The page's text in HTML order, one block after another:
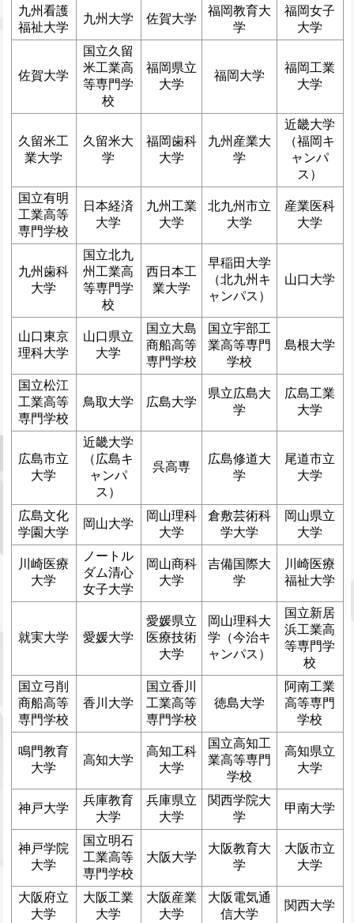
九州看護
福祉大学
九州大学 佐賀大学
福岡教育大
学
福岡女子
大学
佐賀大学
国立久留
米工業高
等専門学
校
福岡県立
大学
福岡大学
福岡工業
大学
久留米工
業大学
久留米大
学
福岡歯科
大学
九州産業大
学
近畿大学
（福岡キ
ャンパ
ス）
国立有明
工業高等
専門学校
日本経済
大学
九州工業
大学
北九州市立
大学
産業医科
大学
九州歯科
大学
国立北九
州工業高
等専門学
校
西日本工
業大学
早稲田大学
（北九州キ
ャンパス）
山口大学
山口東京
理科大学
山口県立
大学
国立大島
商船高等
専門学校
国立宇部工
業高等専門
学校
島根大学
国立松江
工業高等
専門学校
鳥取大学 広島大学
県立広島大
学
広島工業
大学
広島市立
大学
近畿大学
（広島キ
ャンパ
ス）
呉高専
広島修道大
学
尾道市立
大学
広島文化
学園大学
岡山大学
岡山理科
大学
倉敷芸術科
学大学
岡山県立
大学
川崎医療
大学
ノートル
ダム清心
女子大学
岡山商科
大学
吉備国際大
学
川崎医療
福祉大学
就実大学 愛媛大学
愛媛県立
医療技術
大学
岡山理科大
学（今治キ
ャンパス）
国立新居
浜工業高
等専門学
校
国立弓削
商船高等
専門学校
香川大学
国立香川
工業高等
専門学校
徳島大学
阿南工業
高等専門
学校
鳴門教育
大学
高知大学
高知工科
大学
国立高知工
業高等専門
学校
高知県立
大学
神戸大学
兵庫教育
大学
兵庫県立
大学
関西学院大
学
甲南大学
神戸学院
大学
国立明石
工業高等
専門学校
大阪大学
大阪教育大
学
大阪市立
大学
大阪府立
大学
大阪工業
大学
大阪産業
大学
大阪電気通
信大学
関西大学